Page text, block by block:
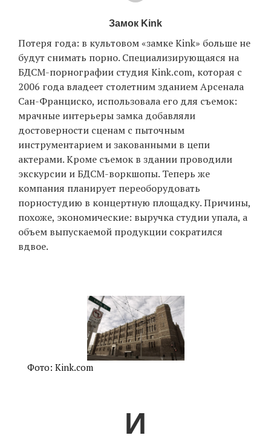
Замок Kink
Потеря года: в культовом «замке Kink» больше не
будут снимать порно. Специализирующаяся на
БДСМ-порнографии студия Kink.com, которая с
2006 года владеет столетним зданием Арсенала
Сан-Франциско, использовала его для съемок:
мрачные интерьеры замка добавляли
достоверности сценам c пыточным
инструментарием и закованными в цепи
актерами. Кроме съемок в здании проводили
экскурсии и БДСМ-воркшопы. Теперь же
компания планирует переоборудовать
порностудию в концертную площадку. Причины,
похоже, экономические: выручка студии упала, а
объем выпускаемой продукции сократился
вдвое.
Фото: Kink.com
И